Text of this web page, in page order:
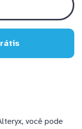
você pode